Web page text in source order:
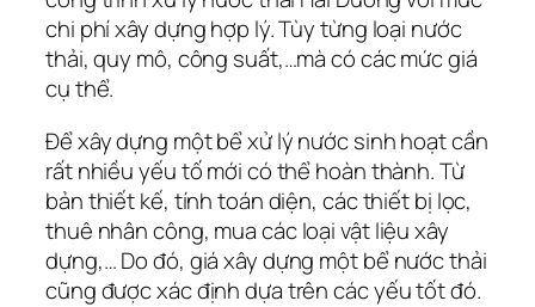
chi phí xây dựng hợp lý. Tùy từng loại nước
thải, quy mô, công suất,…mà có các mức giá
cụ thể.
Để xây dựng một bể xử lý nước sinh hoạt cần
rất nhiều yếu tố mới có thể hoàn thành. Từ
bản thiết kế, tính toán diện, các thiết bị lọc,
thuê nhân công, mua các loại vật liệu xây
dựng,… Do đó, giá xây dựng một bể nước thải
cũng được xác định dựa trên các yếu tốt đó.